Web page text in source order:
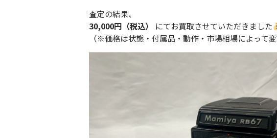
査定の結果、
30,000円（税込）
にてお買取させていただきました
（※価格は状態・付属品・動作・市場相場によって変